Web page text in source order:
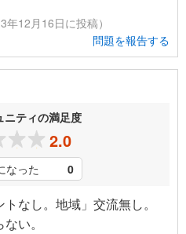
12月16日に投稿）
問題を報告する
ニティの満足度
2.0
なった 0
なし。地域」交流無し。
い。